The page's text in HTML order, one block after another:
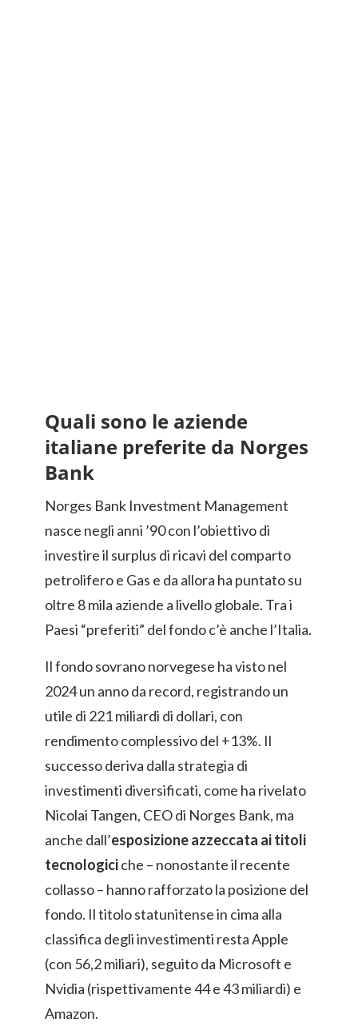
Quali sono le aziende
italiane preferite da Norges
Bank
Norges Bank Investment Management
nasce negli anni ’90 con l’obiettivo di
investire il surplus di ricavi del comparto
petrolifero e Gas e da allora ha puntato su
oltre 8 mila aziende a livello globale. Tra i
Paesi “preferiti” del fondo c’è anche l’Italia.
Il fondo sovrano norvegese ha visto nel
2024 un anno da record, registrando un
utile di 221 miliardi di dollari, con
rendimento complessivo del +13%. Il
successo deriva dalla strategia di
investimenti diversificati, come ha rivelato
Nicolai Tangen, CEO di Norges Bank, ma
anche dall’esposizione azzeccata ai titoli
tecnologiciche – nonostante il recente
collasso – hanno rafforzato la posizione del
fondo. Il titolo statunitense in cima alla
classifica degli investimenti resta Apple
(con 56,2 miliari), seguito da Microsoft e
Nvidia (rispettivamente 44 e 43 miliardi) e
Amazon.